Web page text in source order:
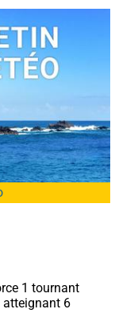
1 tournant
atteignant 6